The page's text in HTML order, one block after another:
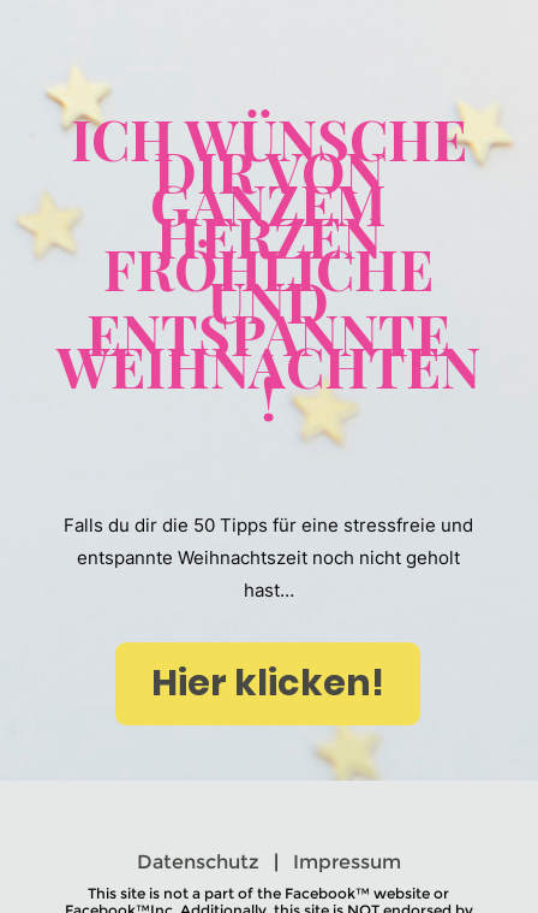
ICH WÜNSCHE
DIR VON
GANZEM
HERZEN
FRÖHLICHE
UND
ENTSPANNTE
WEIHNACHTEN
!
Falls du dir die 50 Tipps für eine stressfreie und
entspannte Weihnachtszeit noch nicht geholt
hast…
Hier klicken!
Datenschutz | Impressum
This site is not a part of the Facebook™ website or